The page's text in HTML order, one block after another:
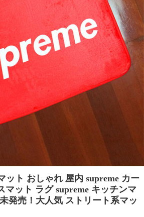
ット おしゃれ 屋内 supreme カー
マット ラグ supreme キッチンマ
発売！大人気 ストリート系マッ